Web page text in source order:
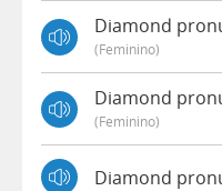
Diamond
(feminino)
Diamond
(feminino)
Diamond